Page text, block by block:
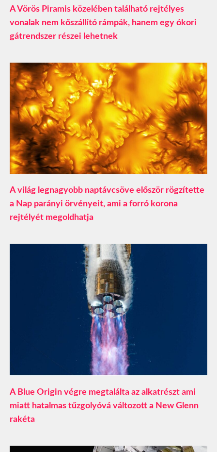
A Vörös Piramis közelében található rejtélyes
vonalak nem kőszállító rámpák, hanem egy ókori
gátrendszer részei lehetnek
A világ legnagyobb naptávcsöve először rögzítette
a Nap parányi örvényeit, ami a forró korona
rejtélyét megoldhatja
A Blue Origin végre megtalálta az alkatrészt ami
miatt hatalmas tűzgolyóvá változott a New Glenn
rakéta